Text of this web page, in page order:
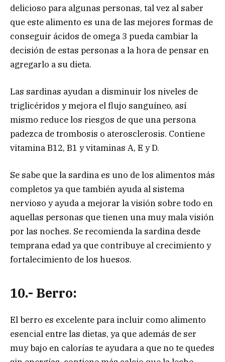
delicioso para algunas personas, tal vez al saber
que este alimento es una de las mejores formas de
conseguir ácidos de omega 3 pueda cambiar la
decisión de estas personas a la hora de pensar en
agregarlo a su dieta.
Las sardinas ayudan a disminuir los niveles de
triglicéridos y mejora el flujo sanguíneo, así
mismo reduce los riesgos de que una persona
padezca de trombosis o aterosclerosis. Contiene
vitamina B12, B1 y vitaminas A, E y D.
Se sabe que la sardina es uno de los alimentos más
completos ya que también ayuda al sistema
nervioso y ayuda a mejorar la visión sobre todo en
aquellas personas que tienen una muy mala visión
por las noches. Se recomienda la sardina desde
temprana edad ya que contribuye al crecimiento y
fortalecimiento de los huesos.
10.- Berro:
El berro es excelente para incluir como alimento
esencial entre las dietas, ya que además de ser
muy bajo en calorías te ayudara a que no te quedes